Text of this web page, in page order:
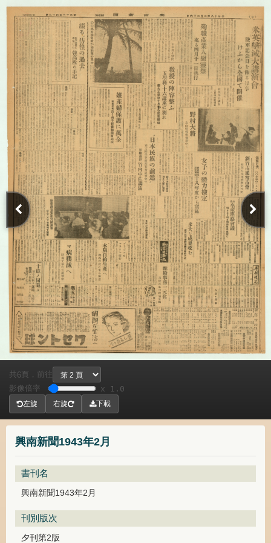
興南新聞1943年2月
書刊名
興南新聞1943年2月
刊別版次
夕刊第2版
共 6頁， 前往
影像倍率
x 1.0
左旋 右旋 下載